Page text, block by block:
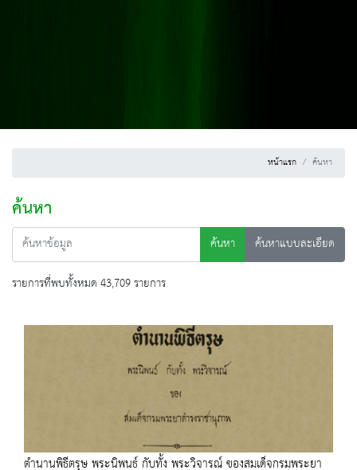
หน้าแรก ค้นหา
ค้นหา
ค้นหา
ค้นหาแบบละเอียด
รายการที่พบทั้งหมด 43,709 รายการ
ตำนานพิธีตรุษ พระนิพนธ์ กับทั้ง พระวิจารณ์ ของสมเด็จกรมพระยา